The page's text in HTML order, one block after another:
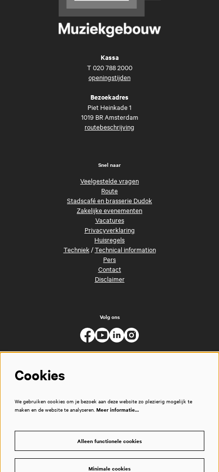
Kassa
T 020 788 2000
openingstijden
Bezoekadres
Piet Heinkade 1
1019 BR Amsterdam
routebeschrijving
Snel naar
Veelgestelde vragen
Route
Stadscafé en brasserie Dudok
Zakelijke evenementen
Vacatures
Privacyverklaring
Huisregels
Techniek/Technical information
Pers
Contact
Disclaimer
Volg ons
Cookies
We gebruiken cookies om je bezoek aan deze website zo plezierig mogelijk te
maken en de website te analyseren. Meer informatie…
Alleen functionele cookies
Minimale cookies